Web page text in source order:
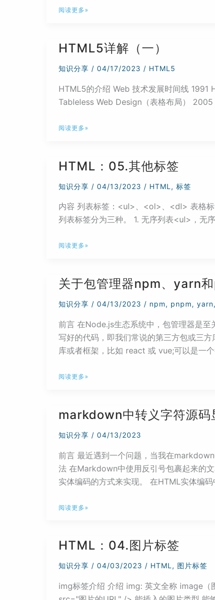
HTML5
（二）
阅读更多»
HTML5详解（一）
知识分享 / 04/17/2023 / HTML5
HTML5的介绍 Web 技术发展时间线
Tableless Web Design（表格布局）
HTML5
（一）
阅读更多»
HTML：05.其他标签
知识分享 / 04/13/2023 / HTML , 标签
内容 列表标签：<ul>、<ol>、<dl> 表格
列表标签分为三种。 1. 无序列表<ul>，无
HTML：
他
阅读更多»
关于包管理器npm、yarn
知识分享 / 04/13/2023 / npm, pnpm, yarn,
前言 在Node.js生态系统中，包管理器是
写好的代码，即我们常说的第三方包或三
库或者框架，比如 react 或 vue;可以是一
关
管
npm、
yarn
和
的
总
阅读更多»
markdown中转义字符源码
知识分享 / 04/13/2023
前言 最近遇到一个问题，当我在
法 在Markdown中使用反引号包裹起来的
实体编码的方式来实现。 在HTML实体编
markdown
义
源
阅读更多»
HTML：04.图片标签
知识分享 / 04/03/2023 / HTML , 图片标签
img标签介绍 介绍 img: 英文全称 image（